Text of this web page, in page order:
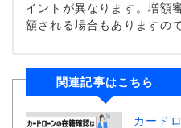
イントが異なります。増額
額される場合もありますの
関連記事はこちら
カード